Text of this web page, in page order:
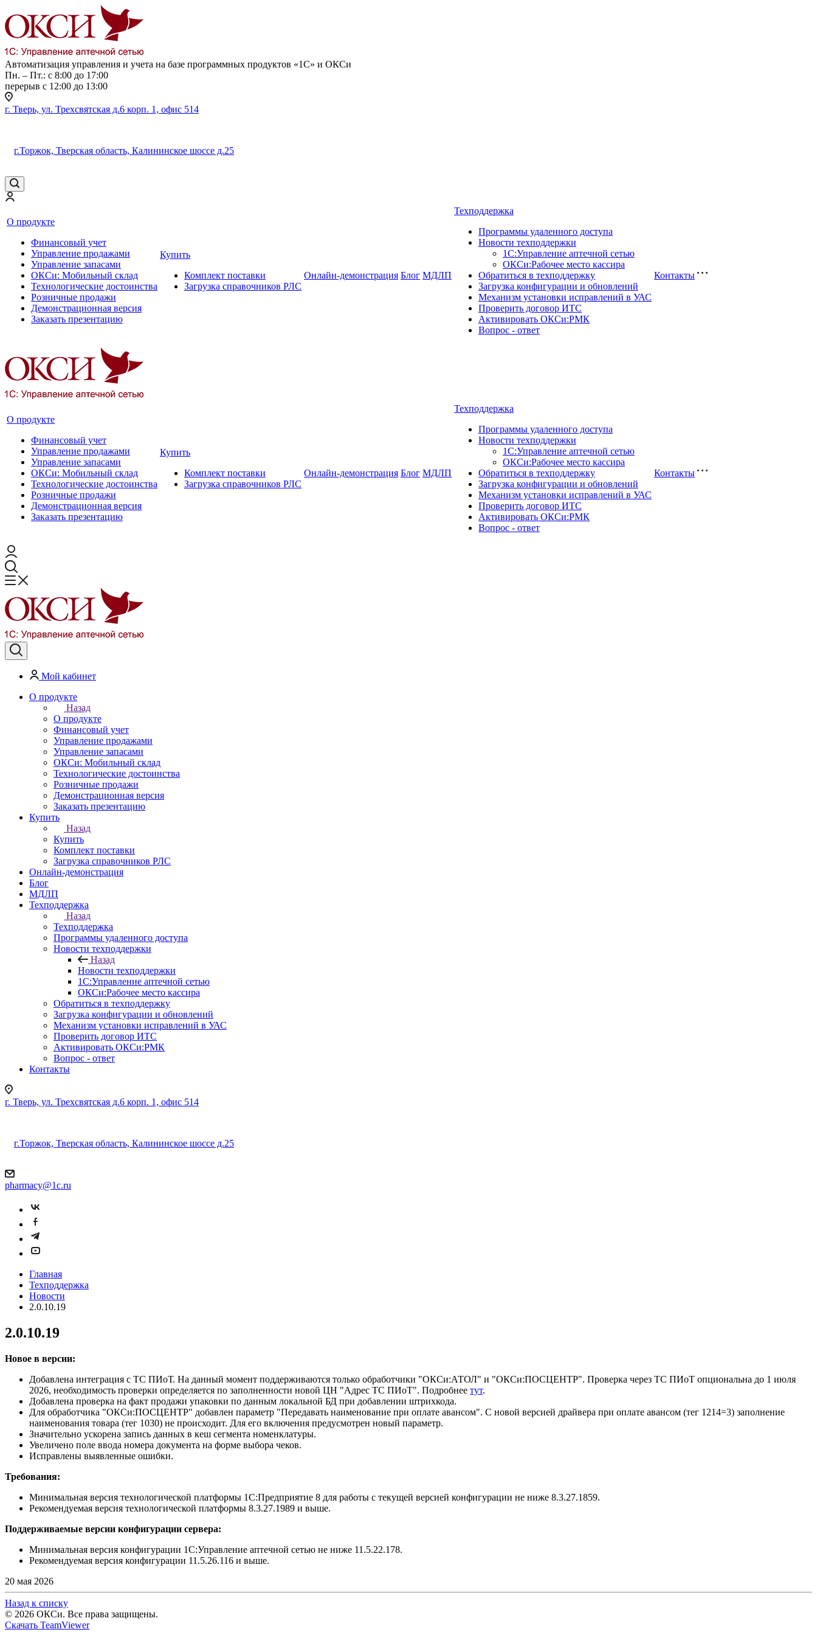
Автоматизация управления и учета на базе программных продуктов «1С» и ОКСи
Пн. – Пт.: с 8:00 до 17:00
перерыв с 12:00 до 13:00
г. Тверь, ул. Трехсвятская д.6 корп. 1, офис 514
г.Торжок, Тверская область, Калининское шоссе д.25
О продукте
Финансовый учет
Управление продажами
Управление запасами
ОКСи: Мобильный склад
Технологические достоинства
Розничные продажи
Демонстрационная версия
Заказать презентацию
Купить
Комплект поставки
Загрузка справочников РЛС
Онлайн-демонстрация Блог МДЛП
Техподдержка
Программы удаленного доступа
Новости техподдержки
1С:Управление аптечной сетью
ОКСи:Рабочее место кассира
Обратиться в техподдержку
Загрузка конфигурации и обновлений
Механизм установки исправлений в УАС
Проверить договор ИТС
Активировать ОКСи:РМК
Вопрос - ответ
Контакты
О продукте
Финансовый учет
Управление продажами
Управление запасами
ОКСи: Мобильный склад
Технологические достоинства
Розничные продажи
Демонстрационная версия
Заказать презентацию
Купить
Комплект поставки
Загрузка справочников РЛС
Онлайн-демонстрация Блог МДЛП
Техподдержка
Программы удаленного доступа
Новости техподдержки
1С:Управление аптечной сетью
ОКСи:Рабочее место кассира
Обратиться в техподдержку
Загрузка конфигурации и обновлений
Механизм установки исправлений в УАС
Проверить договор ИТС
Активировать ОКСи:РМК
Вопрос - ответ
Контакты
Мой кабинет
О продукте
Назад
О продукте
Финансовый учет
Управление продажами
Управление запасами
ОКСи: Мобильный склад
Технологические достоинства
Розничные продажи
Демонстрационная версия
Заказать презентацию
Купить
Назад
Купить
Комплект поставки
Загрузка справочников РЛС
Онлайн-демонстрация
Блог
МДЛП
Техподдержка
Назад
Техподдержка
Программы удаленного доступа
Новости техподдержки
Назад
Новости техподдержки
1С:Управление аптечной сетью
ОКСи:Рабочее место кассира
Обратиться в техподдержку
Загрузка конфигурации и обновлений
Механизм установки исправлений в УАС
Проверить договор ИТС
Активировать ОКСи:РМК
Вопрос - ответ
Контакты
г. Тверь, ул. Трехсвятская д.6 корп. 1, офис 514
г.Торжок, Тверская область, Калининское шоссе д.25
pharmacy@1c.ru
Главная
Техподдержка
Новости
2.0.10.19
2.0.10.19
Новое в версии:
Добавлена интеграция с ТС ПИоТ. На данный момент поддерживаются только обработчики "ОКСи:АТОЛ" и "ОКСи:ПОСЦЕНТР". Проверка через ТС ПИоТ опциональна до 1 июля
2026, необходимость проверки определяется по заполненности новой ЦН "Адрес ТС ПИоТ". Подробнее тут.
Добавлена проверка на факт продажи упаковки по данным локальной БД при добавлении штрихкода.
Для обработчика "ОКСи:ПОСЦЕНТР" добавлен параметр "Передавать наименование при оплате авансом". С новой версией драйвера при оплате авансом (тег 1214=3) заполнение
наименования товара (тег 1030) не происходит. Для его включения предусмотрен новый параметр.
Значительно ускорена запись данных в кеш сегмента номенклатуры.
Увеличено поле ввода номера документа на форме выбора чеков.
Исправлены выявленные ошибки.
Требования:
Минимальная версия технологической платформы 1С:Предприятие 8 для работы с текущей версией конфигурации не ниже 8.3.27.1859.
Рекомендуемая версия технологической платформы 8.3.27.1989 и выше.
Поддерживаемые версии конфигурации сервера:
Минимальная версия конфигурации 1С:Управление аптечной сетью не ниже 11.5.22.178.
Рекомендуемая версия конфигурации 11.5.26.116 и выше.
20 мая 2026
Назад к списку
© 2026 ОКСи. Все права защищены.
Скачать TeamViewer